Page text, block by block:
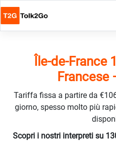
Île-de-
Francese
Tariffa fissa a partire da
giorno, spesso molto più
Scopri i nostri interpreti su